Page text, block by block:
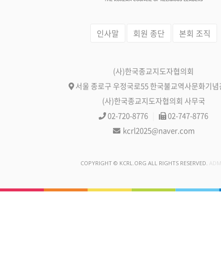
인사말 회원 종단 본회 조직
(사)한국종교지도자협의회
서울 종로구 우정국로55 한국불교역사문화기념
(사)한국종교지도자협의회 사무국
02-720-8776
02-747-8776
kcrl2025@naver.com
COPYRIGHT © KCRL.ORG ALL RIGHTS RESERVED.